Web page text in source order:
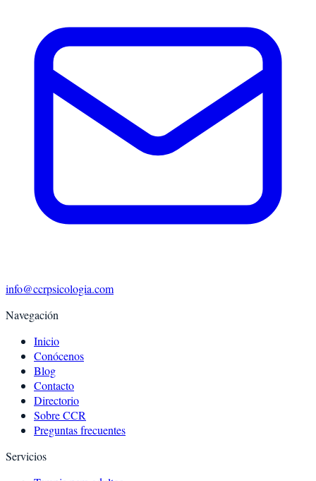
info@ccrpsicologia.com
Navegación
Inicio
Conócenos
Blog
Contacto
Directorio
Sobre CCR
Preguntas frecuentes
Servicios